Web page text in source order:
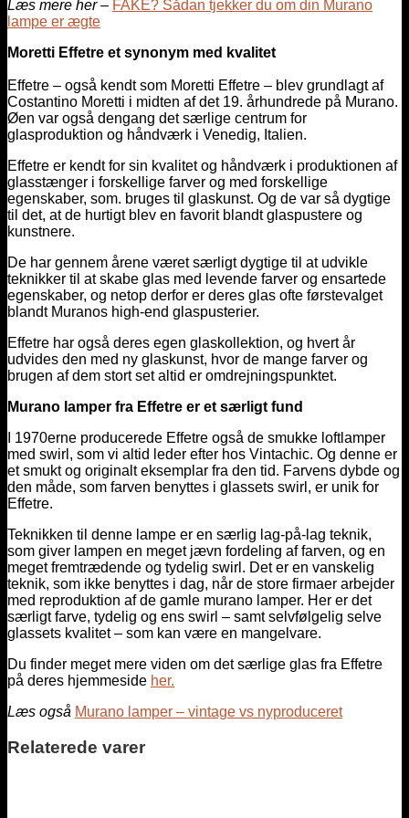
Læs mere her – FAKE? Sådan tjekker du om din Murano
lampe er ægte
Moretti Effetre et synonym med kvalitet
Effetre – også kendt som Moretti Effetre – blev grundlagt af
Costantino Moretti i midten af det 19. århundrede på Murano.
Øen var også dengang det særlige centrum for
glasproduktion og håndværk i Venedig, Italien.
Effetre er kendt for sin kvalitet og håndværk i produktionen af
glasstænger i forskellige farver og med forskellige
egenskaber, som. bruges til glaskunst. Og de var så dygtige
til det, at de hurtigt blev en favorit blandt glaspustere og
kunstnere.
De har gennem årene været særligt dygtige til at udvikle
teknikker til at skabe glas med levende farver og ensartede
egenskaber, og netop derfor er deres glas ofte førstevalget
blandt Muranos high-end glaspusterier.
Effetre har også deres egen glaskollektion, og hvert år
udvides den med ny glaskunst, hvor de mange farver og
brugen af dem stort set altid er omdrejningspunktet.
Murano lamper fra Effetre er et særligt fund
I 1970erne producerede Effetre også de smukke loftlamper
med swirl, som vi altid leder efter hos Vintachic. Og denne er
et smukt og originalt eksemplar fra den tid. Farvens dybde og
den måde, som farven benyttes i glassets swirl, er unik for
Effetre.
Teknikken til denne lampe er en særlig lag-på-lag teknik,
som giver lampen en meget jævn fordeling af farven, og en
meget fremtrædende og tydelig swirl. Det er en vanskelig
teknik, som ikke benyttes i dag, når de store firmaer arbejder
med reproduktion af de gamle murano lamper. Her er det
særligt farve, tydelig og ens swirl – samt selvfølgelig selve
glassets kvalitet – som kan være en mangelvare.
Du finder meget mere viden om det særlige glas fra Effetre
på deres hjemmeside her.
Læs også Murano lamper – vintage vs nyproduceret
Relaterede varer